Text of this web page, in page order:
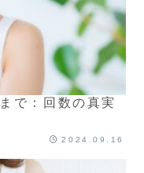
で：回数の真実
2024.09.16